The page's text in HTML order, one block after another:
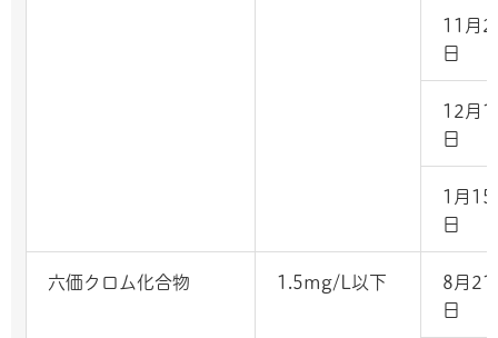
11月
日
12月
日
1月15
日
六価クロム化合物 1.5mg/L以下
8月21
日